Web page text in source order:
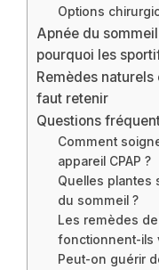
Options
Apnée du
pourquoi les
Remèdes naturels
faut retenir
Questions
Comment
appareil CPAP ?
Quelles plantes
du sommeil ?
Les remèdes
fonctionnent-ils
Peut-on guérir